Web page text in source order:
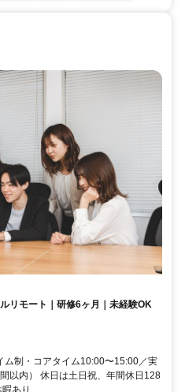
リモート｜研修6ヶ月｜未経験OK
ム制・コアタイム10:00〜15:00／実
以内） 休日は土日祝、年間休日128